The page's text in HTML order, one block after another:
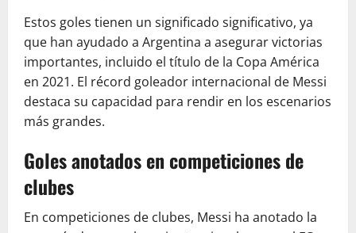
Estos goles tienen un significado significativo, ya
que han ayudado a Argentina a asegurar victorias
importantes, incluido el título de la Copa América
en 2021. El récord goleador internacional de Messi
destaca su capacidad para rendir en los escenarios
más grandes.
Goles anotados en competiciones de
clubes
En competiciones de clubes, Messi ha anotado la